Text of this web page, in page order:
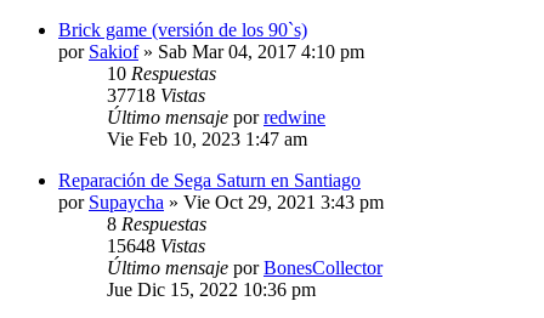
Brick game (versión de los 90`s)
por Sakiof» Sab Mar 04, 2017 4:10 pm
10 Respuestas
37718 Vistas
Último mensaje porredwine
Vie Feb 10, 2023 1:47 am
Reparación de Sega Saturn en Santiago
por Supaycha » Vie Oct 29, 2021 3:43 pm
8 Respuestas
15648 Vistas
Último mensaje porBonesCollector
Jue Dic 15, 2022 10:36 pm